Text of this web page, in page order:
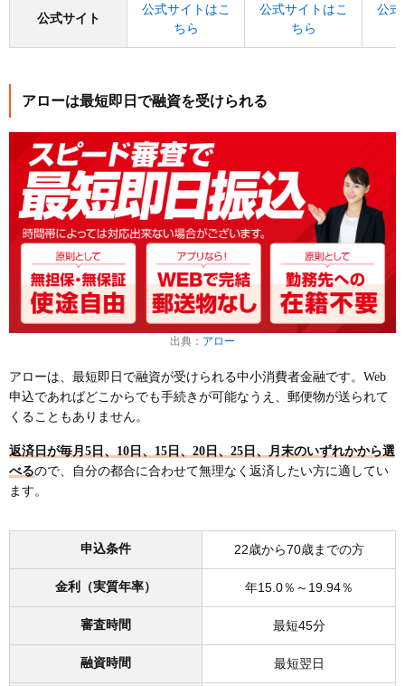
公式サイト
公式サイトはこ
ちら
公式サイトはこ
ちら
公式
アローは最短即日で融資を受けられる
出典： アロー
アローは、最短即日で融資が受けられる中小消費者金融です。Web
申込であればどこからでも手続きが可能なうえ、郵便物が送られて
くることもありません。
返済日が毎月5日、10日、15日、20日、25日、月末のいずれかから選
べるので、自分の都合に合わせて無理なく返済したい方に適してい
ます。
申込条件 22歳から70歳までの方
金利（実質年率） 年15.0％～19.94％
審査時間 最短45分
融資時間 最短翌日